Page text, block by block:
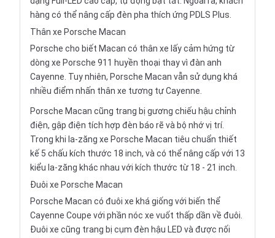
hàng có thể nâng cấp đèn pha thích ứng PDLS Plus.
Thân xe Porsche Macan
Porsche cho biết Macan có thân xe lấy cảm hứng từ
dòng xe Porsche 911 huyền thoại thay vì đàn anh
Cayenne. Tuy nhiên, Porsche Macan vẫn sử dụng khá
nhiều điểm nhấn thân xe tương tự Cayenne.
Porsche Macan cũng trang bị gương chiếu hậu chỉnh
điện, gập điện tích hợp đèn báo rẽ và bộ nhớ vị trí.
Trong khi la-zăng xe Porsche Macan tiêu chuẩn thiết
kế 5 chấu kích thước 18 inch, và có thể nâng cấp với 13
kiểu la-zăng khác nhau với kích thước từ 18 - 21 inch.
Đuôi xe Porsche Macan
Porsche Macan có đuôi xe khá giống với biến thể
Cayenne Coupe với phần nóc xe vuốt thấp dần về đuôi.
Đuôi xe cũng trang bị cụm đèn hậu LED và được nối